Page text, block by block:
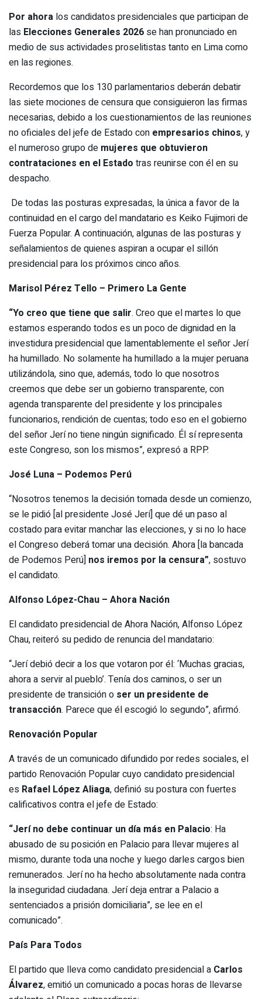
Por ahora los candidatos presidenciales que participan de
las Elecciones Generales 2026 se han pronunciado en
medio de sus actividades proselitistas tanto en Lima como
en las regiones.
Recordemos que los 130 parlamentarios deberán debatir
las siete mociones de censura que consiguieron las firmas
necesarias, debido a los cuestionamientos de las reuniones
no oficiales del jefe de Estado con empresarios chinos, y
el numeroso grupo de mujeres que obtuvieron
contrataciones en el Estado tras reunirse con él en su
despacho.
De todas las posturas expresadas, la única a favor de la
continuidad en el cargo del mandatario es Keiko Fujimori de
Fuerza Popular. A continuación, algunas de las posturas y
señalamientos de quienes aspiran a ocupar el sillón
presidencial para los próximos cinco años.
Marisol Pérez Tello – Primero La Gente
“Yo creo que tiene que salir. Creo que el martes lo que
estamos esperando todos es un poco de dignidad en la
investidura presidencial que lamentablemente el señor Jerí
ha humillado. No solamente ha humillado a la mujer peruana
utilizándola, sino que, además, todo lo que nosotros
creemos que debe ser un gobierno transparente, con
agenda transparente del presidente y los principales
funcionarios, rendición de cuentas; todo eso en el gobierno
del señor Jerí no tiene ningún significado. Él sí representa
este Congreso, son los mismos”, expresó a RPP.
José Luna – Podemos Perú
“Nosotros tenemos la decisión tomada desde un comienzo,
se le pidió [al presidente José Jerí] que dé un paso al
costado para evitar manchar las elecciones, y si no lo hace
el Congreso deberá tomar una decisión. Ahora [la bancada
de Podemos Perú] nos iremos por la censura”, sostuvo
el candidato.
Alfonso López-Chau – Ahora Nación
El candidato presidencial de Ahora Nación, Alfonso López
Chau, reiteró su pedido de renuncia del mandatario:
“Jerí debió decir a los que votaron por él: ‘Muchas gracias,
ahora a servir al pueblo’. Tenía dos caminos, o ser un
presidente de transición o ser un presidente de
transacción. Parece que él escogió lo segundo”, afirmó.
Renovación Popular
A través de un comunicado difundido por redes sociales, el
partido Renovación Popular cuyo candidato presidencial
es Rafael López Aliaga, definió su postura con fuertes
calificativos contra el jefe de Estado:
“Jerí no debe continuar un día más en Palacio: Ha
abusado de su posición en Palacio para llevar mujeres al
mismo, durante toda una noche y luego darles cargos bien
remunerados. Jerí no ha hecho absolutamente nada contra
la inseguridad ciudadana. Jerí deja entrar a Palacio a
sentenciados a prisión domiciliaria”, se lee en el
comunicado”.
País Para Todos
El partido que lleva como candidato presidencial a Carlos
Álvarez, emitió un comunicado a pocas horas de llevarse